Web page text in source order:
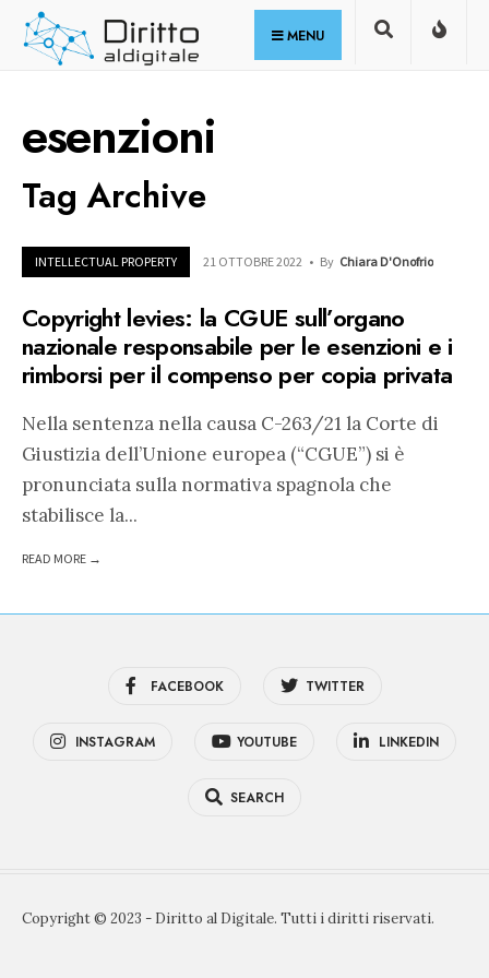
Skip
MENU
esenzioni
Tag Archive
INTELLECTUAL PROPERTY 21 OTTOBRE 2022 • By Chiara D'Onofrio
Copyright levies: la CGUE sull’organo
nazionale responsabile per le esenzioni e i
rimborsi per il compenso per copia privata
Nella sentenza nella causa C-263/21 la Corte di
Giustizia dell’Unione europea (“CGUE”) si è
pronunciata sulla normativa spagnola che
stabilisce la...
READ MORE →
FACEBOOK TWITTER
INSTAGRAM YOUTUBE LINKEDIN
SEARCH
Copyright © 2023 - Diritto al Digitale. Tutti i diritti riservati.